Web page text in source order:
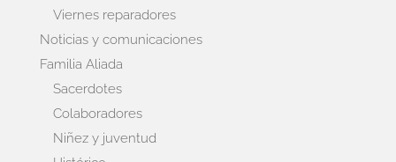
Viernes reparadores
Noticias y comunicaciones
Familia Aliada
Sacerdotes
Colaboradores
Niñez y juventud